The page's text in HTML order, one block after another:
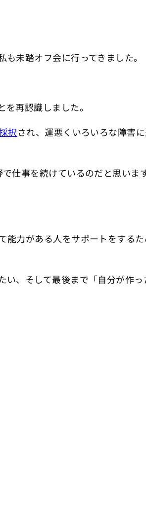
未踏オフ会に行ってきました。
再認識しました。
択され、運悪くいろいろな障害
仕事を続けているのだと思い
力がある人をサポートをする
、そして最後まで「自分が作